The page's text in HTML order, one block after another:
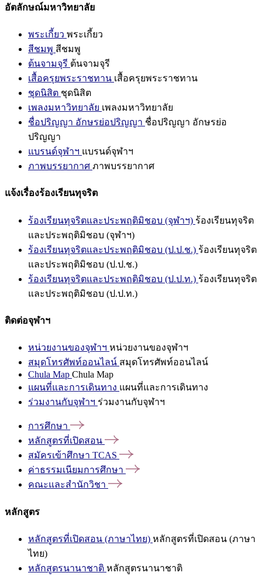
อัตลักษณ์มหาวิทยาลัย
พระเกี้ยว พระเกี้ยว
สีชมพู สีชมพู
ต้นจามจุรี ต้นจามจุรี
เสื้อครุยพระราชทาน เสื้อครุยพระราชทาน
ชุดนิสิต ชุดนิสิต
เพลงมหาวิทยาลัย เพลงมหาวิทยาลัย
ชื่อปริญญา อักษรย่อปริญญา ชื่อปริญญา อักษรย่อ
ปริญญา
แบรนด์จุฬาฯ แบรนด์จุฬาฯ
ภาพบรรยากาศ ภาพบรรยากาศ
แจ้งเรื่องร้องเรียนทุจริต
ร้องเรียนทุจริตและประพฤติมิชอบ (จุฬาฯ) ร้องเรียนทุจริต
และประพฤติมิชอบ (จุฬาฯ)
ร้องเรียนทุจริตและประพฤติมิชอบ (ป.ป.ช.) ร้องเรียนทุจริต
และประพฤติมิชอบ (ป.ป.ช.)
ร้องเรียนทุจริตและประพฤติมิชอบ (ป.ป.ท.) ร้องเรียนทุจริต
และประพฤติมิชอบ (ป.ป.ท.)
ติดต่อจุฬาฯ
หน่วยงานของจุฬาฯ หน่วยงานของจุฬาฯ
สมุดโทรศัพท์ออนไลน์ สมุดโทรศัพท์ออนไลน์
Chula Map Chula Map
แผนที่และการเดินทาง แผนที่และการเดินทาง
ร่วมงานกับจุฬาฯ ร่วมงานกับจุฬาฯ
การศึกษา
หลักสูตรที่เปิดสอน
สมัครเข้าศึกษา TCAS
ค่าธรรมเนียมการศึกษา
คณะและสำนักวิชา
หลักสูตร
หลักสูตรที่เปิดสอน (ภาษาไทย) หลักสูตรที่เปิดสอน (ภาษา
ไทย)
หลักสูตรนานาชาติ หลักสูตรนานาชาติ